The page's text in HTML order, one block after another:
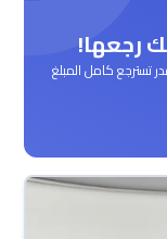
تسترجع كامل المبلغ